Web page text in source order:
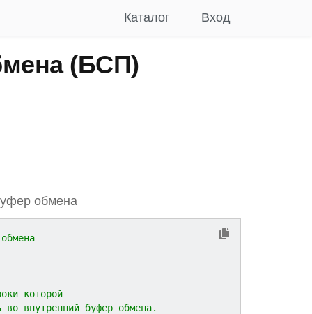
Вход
Каталог
(БСП)
обмена
которой
буфер обмена.